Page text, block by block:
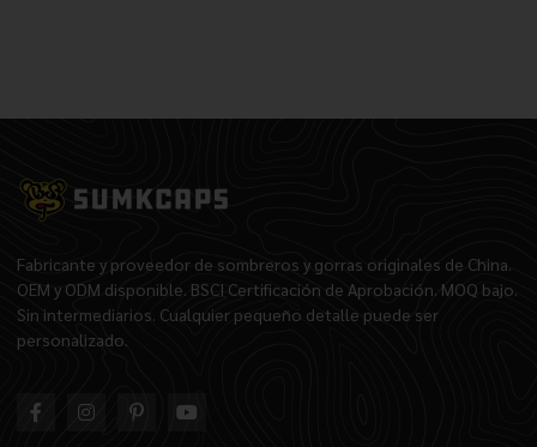
Fabricante y proveedor de sombreros y gorras originales de China.
OEM y ODM disponible. BSCI Certificación de Aprobación. MOQ bajo.
Sin intermediarios. Cualquier pequeño detalle puede ser
personalizado.